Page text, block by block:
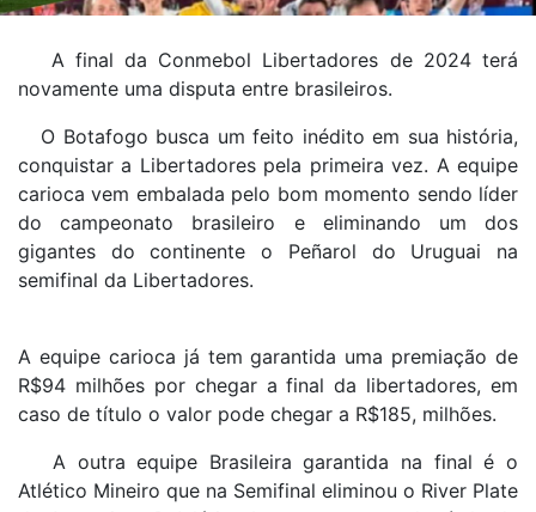
A final da Conmebol Libertadores de 2024 terá
novamente uma disputa entre brasileiros.
O Botafogo busca um feito inédito em sua história,
conquistar a Libertadores pela primeira vez. A equipe
carioca vem embalada pelo bom momento sendo líder
do campeonato brasileiro e eliminando um dos
gigantes do continente o Peñarol do Uruguai na
semifinal da Libertadores.
A equipe carioca já tem garantida uma premiação de
R$94 milhões por chegar a final da libertadores, em
caso de título o valor pode chegar a R$185, milhões.
A outra equipe Brasileira garantida na final é o
Atlético Mineiro que na Semifinal eliminou o River Plate